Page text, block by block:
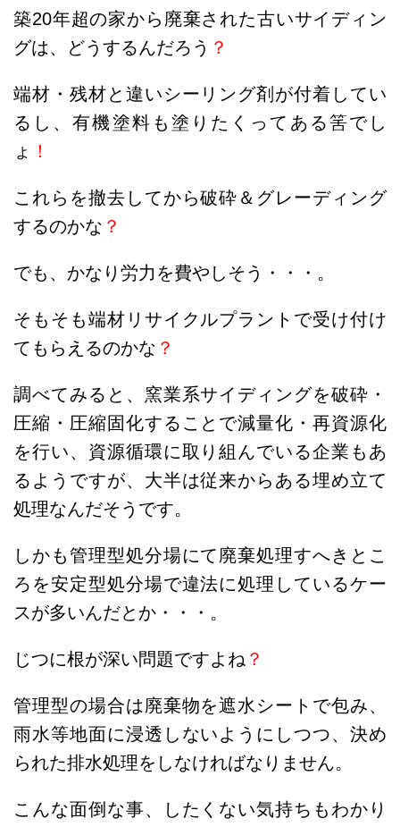
築20年超の家から廃棄された古いサイディン
グは、どうするんだろう ？
端材・残材と違いシーリング剤が付着してい
るし、有機塗料も塗りたくってある筈でし
ょ ！
これらを撤去してから破砕＆グレーディング
するのかな ？
でも、かなり労力を費やしそう・・・。
そもそも端材リサイクルプラントで受け付け
てもらえるのかな ？
調べてみると、窯業系サイディングを破砕・
圧縮・圧縮固化することで減量化・再資源化
を行い、資源循環に取り組んでいる企業もあ
るようですが、大半は従来からある埋め立て
処理なんだそうです。
しかも管理型処分場にて廃棄処理すへきとこ
ろを安定型処分場で違法に処理しているケー
スが多いんだとか・・・。
じつに根が深い問題ですよね ？
管理型の場合は廃棄物を遮水シートで包み、
雨水等地面に浸透しないようにしつつ、決め
られた排水処理をしなければなりません。
こんな面倒な事、したくない気持ちもわかり